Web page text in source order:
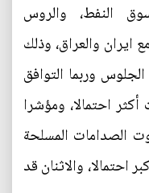
النفط، والروس
ايران والعراق، وذلك
وربما التوافق
احتمالا، ومؤشرا
الصدامات المسلحة
احتمالا، والاثنان قد